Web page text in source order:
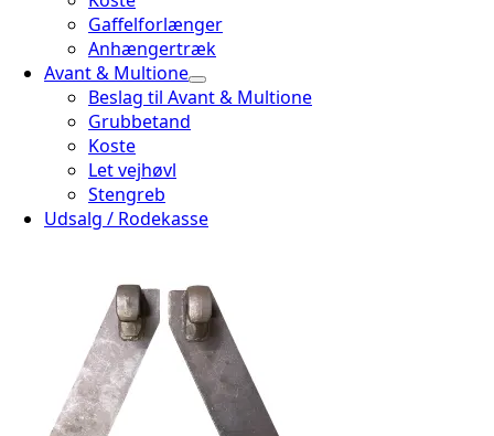
Gaffelforlænger
Anhængertræk
Avant & Multione
Beslag til Avant & Multione
Grubbetand
Koste
Let vejhøvl
Stengreb
Udsalg / Rodekasse